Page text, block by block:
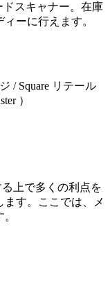
ドスキャナー。在庫
ーに行えます。
/ Square リテール
）
上で多くの利点を
す。ここでは、メ